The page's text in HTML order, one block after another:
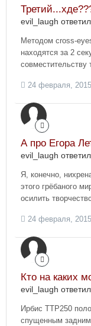
evil_laugh
Методом cross-
находятся за 2
совместительству
24 февраля, 2015
А про Егора
evil_laugh
Я, конечно,
этого грёбаного
осилить
24 февраля, 2015
Кто на каких
evil_laugh
Ирбис ТТР250
спущенным задним